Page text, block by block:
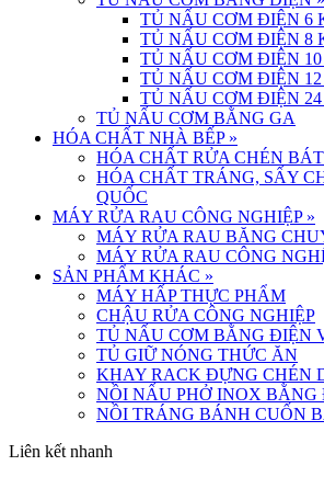
TỦ NẤU CƠM ĐIỆN 6
TỦ NẤU CƠM ĐIỆN 8
TỦ NẤU CƠM ĐIỆN
TỦ NẤU CƠM ĐIỆN
TỦ NẤU CƠM ĐIỆN
TỦ NẤU CƠM BẰNG GA
HÓA CHẤT NHÀ BẾP »
HÓA CHẤT RỬA CHÉN
HÓA CHẤT TRÁNG, SẤY
QUỐC
MÁY RỬA RAU CÔNG NGHIỆP »
MÁY RỬA RAU BĂNG
MÁY RỬA RAU CÔNG
SẢN PHẨM KHÁC »
MÁY HẤP THỰC PHẨM
CHẬU RỬA CÔNG NGHIỆP
TỦ NẤU CƠM BẰNG ĐIỆN
TỦ GIỮ NÓNG THỨC ĂN
KHAY RACK ĐỰNG CHÉN
NỒI NẤU PHỞ INOX BẰNG
NỒI TRÁNG BÁNH CUỐN
Liên kết nhanh